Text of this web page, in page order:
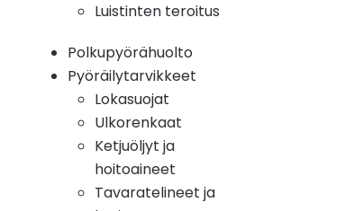
Luistinten teroitus
Polkupyörähuolto
Pyöräilytarvikkeet
Lokasuojat
Ulkorenkaat
Ketjuöljyt ja
hoitoaineet
Tavaratelineet ja